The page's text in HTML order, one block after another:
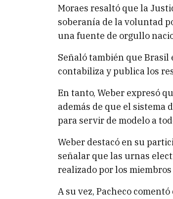
Moraes resaltó que la
soberanía de la voluntad
una fuente de orgullo
Señaló también que Brasil
contabiliza y publica los
En tanto, Weber expresó
además de que el sistema
para servir de modelo a
Weber destacó en su
señalar que las urnas
realizado por los miembros
A su vez, Pacheco